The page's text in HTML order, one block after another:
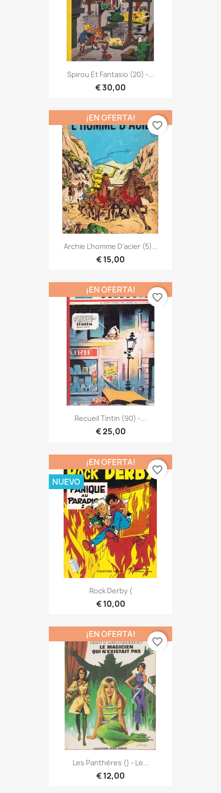
Spirou Et Fantasio (20) -...
€ 30,00
Archie L'homme D'acier (5)...
€ 15,00
¡EN OFERTA!
favorite_border
Recueil Tintin (90) -...
€ 25,00
¡EN OFERTA!
favorite_border
Rock Derby (
€ 10,00
¡EN OFERTA!
NUEVO
favorite_border
Les Panthères () - Le...
€ 12,00
¡EN OFERTA!
favorite_border